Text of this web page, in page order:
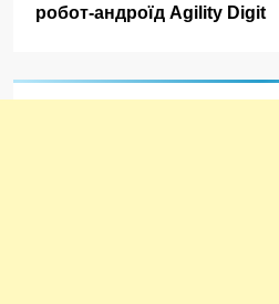
робот-андроїд Agility Digit